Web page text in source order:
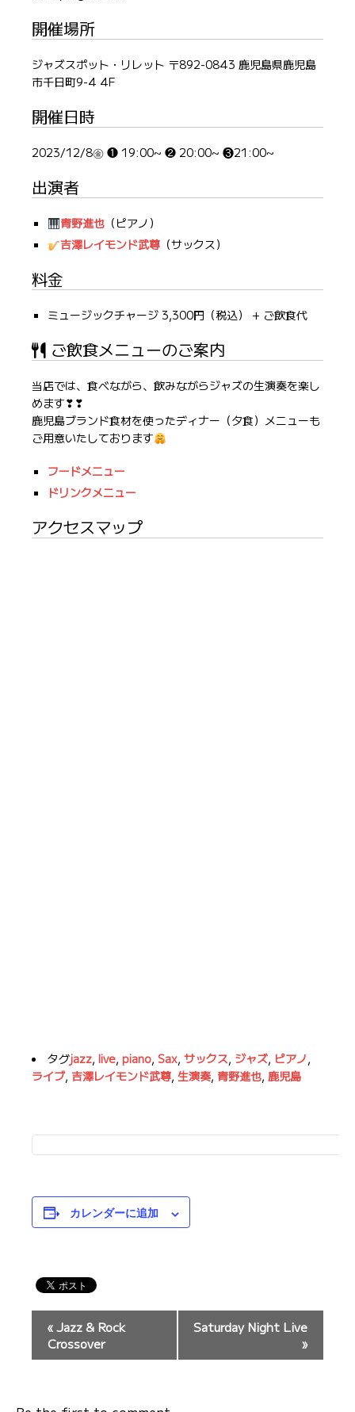
開催場所
ジャズスポット・リレット 〒892-0843 鹿児島県鹿児島
市千日町9-4 4F
開催日時
2023/12/8㊎ ❶ 19:00~ ❷ 20:00~ ❸21:00~
出演者
青野進也（ピアノ）
吉澤レイモンド武尊（サックス）
料金
ミュージックチャージ 3,300円（税込） + ご飲食代
ご飲食メニューのご案内
当店では、食べながら、飲みながらジャズの生演奏を楽し
めます❣❣
鹿児島ブランド食材を使ったディナー（夕食）メニューも
ご用意いたしております
フードメニュー
ドリンクメニュー
アクセスマップ
タグjazz, live, piano, Sax, サックス, ジャズ, ピアノ,
ライブ, 吉澤レイモンド武尊, 生演奏, 青野進也, 鹿児島
カレンダーに追加
ン
ナ
«Jazz & Rock
Crossover
Saturday Night Live
»